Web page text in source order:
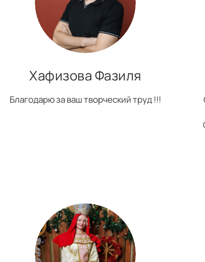
Хафизова Фазиля
Благодарю за ваш творческий труд !!!